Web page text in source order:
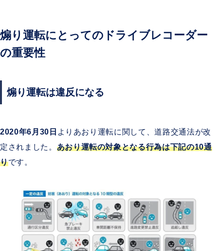
煽り運転にとってのドライブレコーダー
の重要性
煽り運転は違反になる
2020年6月30日 よりあおり運転に関して、道路交通法が改
定されました。 あおり運転の対象となる行為は下記の10通
りです。